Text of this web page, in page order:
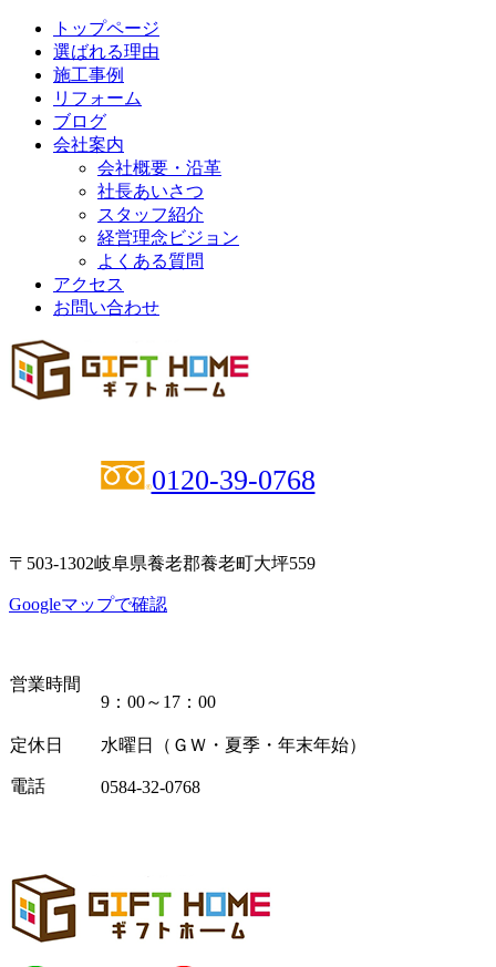
トップページ
選ばれる理由
施工事例
リフォーム
ブログ
会社案内
会社概要・沿革
社長あいさつ
スタッフ紹介
経営理念ビジョン
よくある質問
アクセス
お問い合わせ
0120-39-0768
〒503-1302岐阜県養老郡養老町大坪559
Googleマップで確認
営業時間
9：00～17：00
定休日 水曜日（ＧＷ・夏季・年末年始）
電話 0584-32-0768